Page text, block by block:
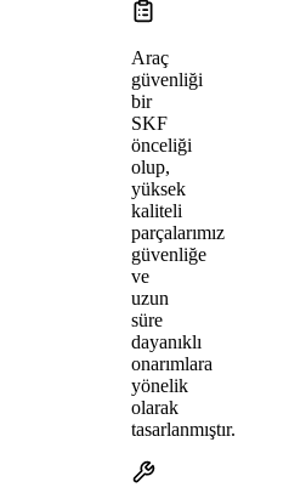
Araç
güvenliği
bir
SKF
önceliği
olup,
yüksek
kaliteli
parçalarımız
güvenliğe
ve
uzun
süre
dayanıklı
onarımlara
yönelik
olarak
tasarlanmıştır.